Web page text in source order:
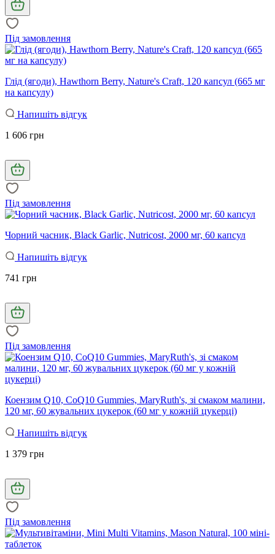
Під замовлення
Глід (ягоди), Hawthorn Berry, Nature's Craft, 120 капсул (665 мг
на капсулу)
Напишіть відгук
1 606 грн
Під замовлення
Чорний часник, Black Garlic, Nutricost, 2000 мг, 60 капсул
Напишіть відгук
741 грн
Під замовлення
Коензим Q10, CoQ10 Gummies, MaryRuth's, зі смаком малини,
120 мг, 60 жувальних цукерок (60 мг у кожній цукерці)
Напишіть відгук
1 379 грн
Під замовлення